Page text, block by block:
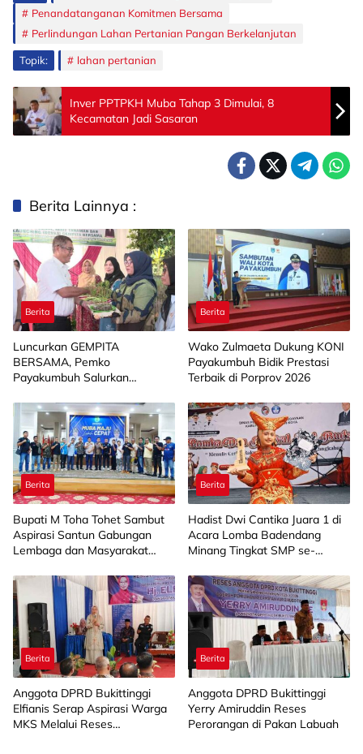
Penandatanganan Komitmen Bersama
Perlindungan Lahan Pertanian Pangan Berkelanjutan
Topik: lahan pertanian
Inver PPTPKH Muba Tahap 3 Dimulai, 8
Kecamatan Jadi Sasaran
Berita Lainnya :
Berita
Luncurkan GEMPITA
BERSAMA, Pemko
Payakumbuh Salurkan
kepada 15 KWT
Berita
Wako Zulmaeta Dukung KONI
Payakumbuh Bidik Prestasi
Terbaik di Porprov 2026
Berita
Bupati M Toha Tohet Sambut
Aspirasi Santun Gabungan
Lembaga dan Masyarakat
Berita
Hadist Dwi Cantika Juara 1 di
Acara Lomba Badendang
Minang Tingkat SMP se-
Berita
Anggota DPRD Bukittinggi
Elfianis Serap Aspirasi Warga
MKS Melalui Reses
Berita
Anggota DPRD Bukittinggi
Yerry Amiruddin Reses
Perorangan di Pakan Labuah